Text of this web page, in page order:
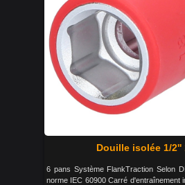
Douille isolée 1/2''
6 pans Système FlankTraction Selon
norme IEC 60900 Carré d'entraînement